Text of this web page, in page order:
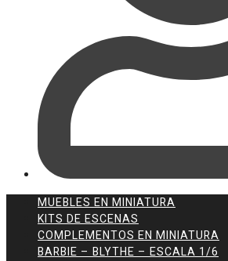
MUEBLES EN MINIATURA
KITS DE ESCENAS
COMPLEMENTOS EN MINIATURA
BARBIE – BLYTHE – ESCALA 1/6